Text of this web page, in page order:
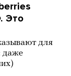
Это
для
даже